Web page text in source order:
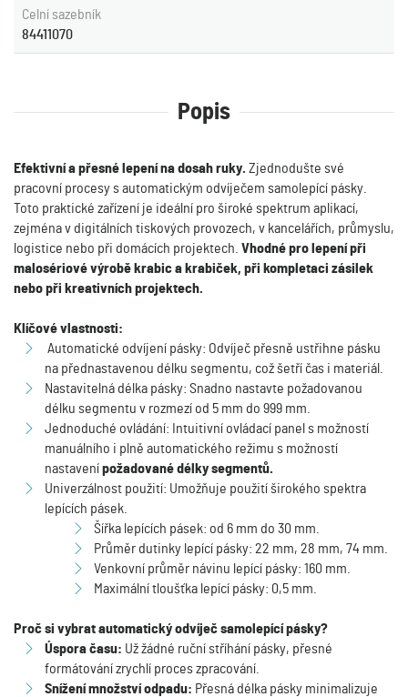
Celní sazebník
84411070
Popis
Efektivní a přesné lepení na dosah ruky. Zjednodušte své
pracovní procesy s automatickým odvíječem samolepící pásky.
Toto praktické zařízení je ideální pro široké spektrum aplikací,
zejména v digitálních tiskových provozech, v kancelářích, průmyslu,
logistice nebo při domácích projektech. Vhodné pro lepení při
malosériové výrobě krabic a krabiček, při kompletaci zásilek
nebo při kreativních projektech.
Klíčové vlastnosti:
Automatické odvíjení pásky: Odvíječ přesně ustřihne pásku
na přednastavenou délku segmentu, což šetří čas i materiál.
Nastavitelná délka pásky: Snadno nastavte požadovanou
délku segmentu v rozmezí od 5 mm do 999 mm.
Jednoduché ovládání: Intuitivní ovládací panel s možností
manuálního i plně automatického režimu s možností
nastavenípožadované délky segmentů.
Univerzálnost použití: Umožňuje použití širokého spektra
lepících pásek.
Šířka lepících pásek: od 6 mm do 30 mm.
Průměr dutinky lepící pásky: 22 mm, 28 mm, 74 mm.
Venkovní průměr návinu lepící pásky: 160 mm.
Maximální tloušťka lepící pásky: 0,5 mm.
Proč si vybrat automatický odvíječ samolepící pásky?
Úspora času: Už žádné ruční stříhání pásky, přesné
formátování zrychlí proces zpracování.
Snížení množství odpadu: Přesná délka pásky minimalizuje